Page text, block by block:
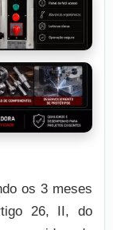
os 3 meses
26, II, do